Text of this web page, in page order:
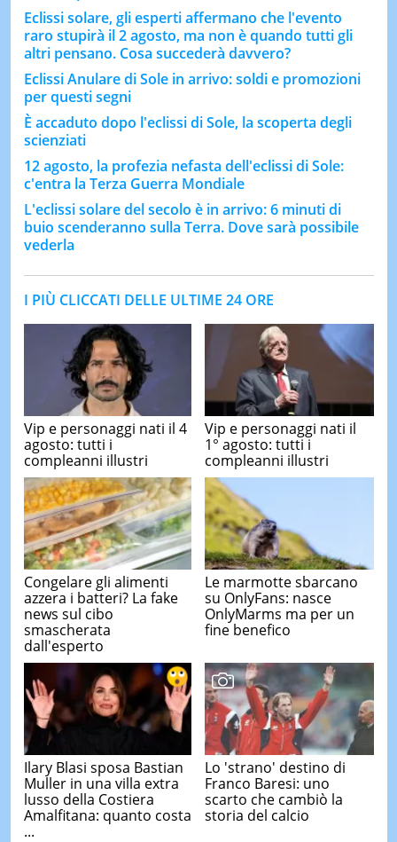
Eclissi solare, gli esperti affermano che l'evento
raro stupirà il 2 agosto, ma non è quando tutti gli
altri pensano. Cosa succederà davvero?
Eclissi Anulare di Sole in arrivo: soldi e promozioni
per questi segni
È accaduto dopo l'eclissi di Sole, la scoperta degli
scienziati
12 agosto, la profezia nefasta dell'eclissi di Sole:
c'entra la Terza Guerra Mondiale
L'eclissi solare del secolo è in arrivo: 6 minuti di
buio scenderanno sulla Terra. Dove sarà possibile
vederla
I PIÙ CLICCATI DELLE ULTIME 24 ORE
Vip e personaggi nati il 4
agosto: tutti i
compleanni illustri
Vip e personaggi nati il
1° agosto: tutti i
compleanni illustri
Congelare gli alimenti
azzera i batteri? La fake
news sul cibo
smascherata
dall'esperto
Le marmotte sbarcano
su OnlyFans: nasce
OnlyMarms ma per un
fine benefico
Ilary Blasi sposa Bastian
Muller in una villa extra
lusso della Costiera
Amalfitana: quanto costa
...
Lo 'strano' destino di
Franco Baresi: uno
scarto che cambiò la
storia del calcio